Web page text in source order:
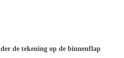
de tekening op de binnenflap